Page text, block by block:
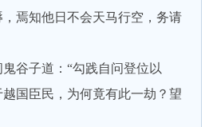
焉知他日不会天马行空，务请
子道：“勾践自问登位以
国臣民，为何竟有此一劫？望